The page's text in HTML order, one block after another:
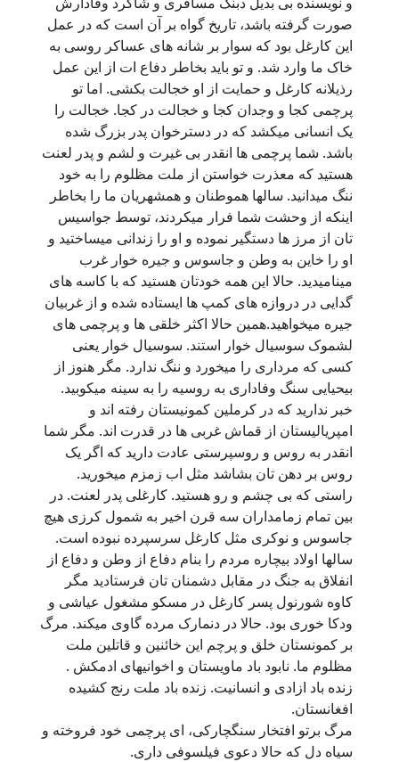
صورت گرفته باشد، تاریخ گواه بر آن است که در عمل
این کارغل بود که سوار بر شانه های عساکر روسی به
خاک ما وارد شد. و تو باید بخاطر دفاع ات از این عمل
رذیلانه کارغل و حمایت از او خجالت بکشی. اما تو
پرچمی کجا و وجدان کجا و خجالت در کجا. خجالت را
یک انسانی میکشد که در دسترخوان پدر بزرگ شده
باشد. شما پرچمی ها انقدر بی غیرت و لشم و پدر لعنت
هستید که معذرت خواستن از ملت مظلوم را به خود
ننگ میدانید. سالها هموطنان و همشهریان ما را بخاطر
اینکه از وحشت شما فرار میکردند، توسط جواسیس
تان از مرز ها دستگیر نموده و او را زندانی میساختید و
او را خاین به وطن و جاسوس و جیره خوار غرب
مینامیدید. حالا این همه خودتان هستید که با کاسه های
گدایی در دروازه های کمپ ها ایستاده شده و از غربیان
جیره میخواهید.همین حالا اکثر خلقی ها و پرچمی های
لشموک سوسیال خوار استند. سوسیال خوار یعنی
کسی که مرداری را میخورد و ننگ ندارد. مگر هنوز از
بیحیایی سنگ وفاداری به روسیه را به سینه میکوبید.
خبر ندارید که در کرملین کمونیستان رفته اند و
امپریالیستان از قماش غربی ها در قدرت اند. مگر شما
انقدر به روس و روسپرستی عادت دارید که اگر یک
روس بر دهن تان بشاشد مثل اب زمزم میخورید.
راستی که بی چشم و رو هستید. کارغلی پدر لعنت. در
بین تمام زمامداران سه قرن اخیر به شمول کرزی هیچ
جاسوس و نوکری مثل کارغل سرسپرده نبوده است.
سالها اولاد بیچاره مردم را بنام دفاع از وطن و دفاع از
انفلاق به جنگ در مقابل دشمنان تان فرستادید مگر
کاوه شورنول پسر کارغل در مسکو مشغول عیاشی و
ودکا خوری بود. حالا در دنمارک مرده گاوی میکند. مرگ
بر کمونستان خلق و پرچم این خائنین و قاتلین ملت
مظلوم ما. نابود باد ماویستان و اخوانیهای ادمکش .
زنده باد ازادی و انسانیت. زنده باد ملت رنج کشیده
افغانستان.
مرگ برتو افتخار سنگچارکی، ای پرچمی خود فروخته و
سیاه دل که حالا دعوی فیلسوفی داری.